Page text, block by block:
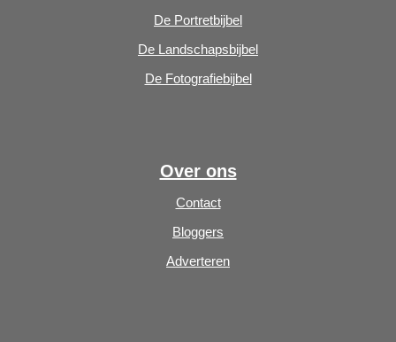
De Portretbijbel
De Landschapsbijbel
De Fotografiebijbel
Over ons
Contact
Bloggers
Adverteren